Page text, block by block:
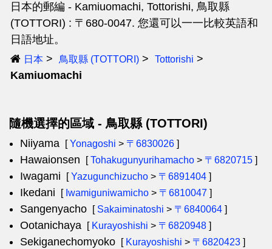
日本的郵編 - Kamiuomachi, Tottorishi, 鳥取縣
(TOTTORI) : 〒680-0047. 您還可以一一比較英語和
日語地址。
日本 鳥取縣 (TOTTORI) Tottorishi
Kamiuomachi
隨機選擇的區域 - 鳥取縣 (TOTTORI)
Niiyama [Yonagoshi > 〒6830026 ]
Hawaionsen [Tohakugunyurihamacho > 〒6820715 ]
Iwagami [Yazugunchizucho > 〒6891404 ]
Ikedani [ Iwamiguniwamicho > 〒6810047 ]
Sangenyacho [ Sakaiminatoshi > 〒6840064 ]
Ootanichaya [ Kurayoshishi > 〒6820948 ]
Sekiganechomyoko [ Kurayoshishi > 〒6820423 ]